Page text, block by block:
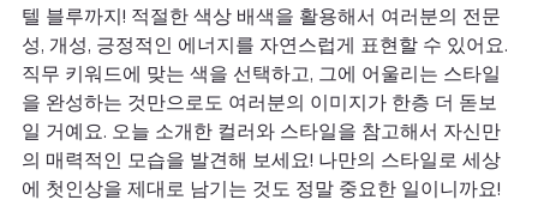
텔 블루까지! 적절한 색상 배색을 활용해서 여러분의 전문
성, 개성, 긍정적인 에너지를 자연스럽게 표현할 수 있어요.
직무 키워드에 맞는 색을 선택하고, 그에 어울리는 스타일
을 완성하는 것만으로도 여러분의 이미지가 한층 더 돋보
일 거예요. 오늘 소개한 컬러와 스타일을 참고해서 자신만
의 매력적인 모습을 발견해 보세요! 나만의 스타일로 세상
에 첫인상을 제대로 남기는 것도 정말 중요한 일이니까요!